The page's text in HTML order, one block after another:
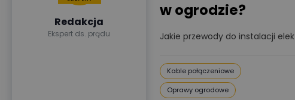
Redakcja
Ekspert ds. prądu
w ogrodzie?
Jakie przewody do instalacji
Kable połączeniowe
Oprawy ogrodowe